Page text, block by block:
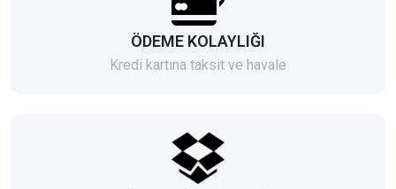
ÖDEME KOLAYLIĞI
Kredi kartına taksit ve havale